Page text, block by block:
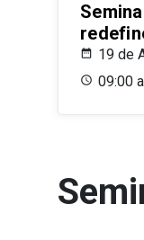
19 de
09:00